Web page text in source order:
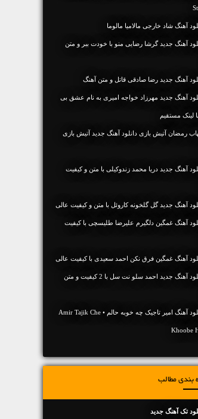
آهنگ شاد خارجی مالامیا مالوما
آهنگ جديد گرشا رضایی منو با خودت ببر و متن
آهنگ جديد رضا صادقی قاتل و متن آهنگ
آهنگ جديد مهرزاد خواجه امیری به نام عشق بی
لینک مستقیم
رمضان آتیش بازی دانلود آهنگ جدید آتیش بازی
آهنگ جديد دریا محمد زندوکیلی با متن و کیفیت
آهنگ جديد گل گلخونه کاروئل با متن و کیفیت عالی
آهنگ غمگین دلگیرم علیرضا طلیسچی با کیفیت
آهنگ غمگین فرق نکن احمد سعیدی با کیفیت عالی
دانلود آهنگ جديد احمد سلو نت سل با 2 کیفیت و متن
دانلود آهنگ امیر‌ تاجیک چه خوبه حالم • Amir Tajik Che
Khoobe
بندی مطالب
تک آهنگ جدید